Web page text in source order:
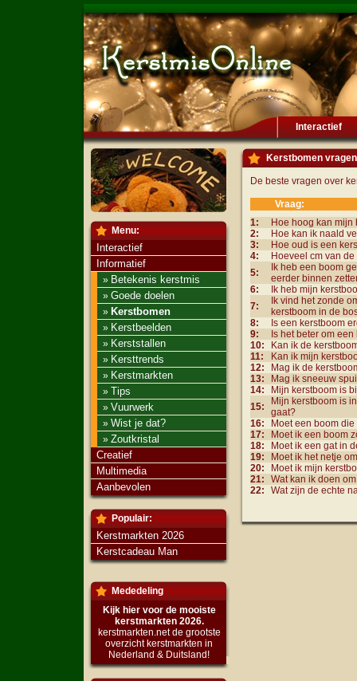
Interactief
Menu:
Interactief
Informatief
» Betekenis kerstmis
» Goede doelen
» Kerstbomen
» Kerstbeelden
» Kerststallen
» Kersttrends
» Kerstmarkten
» Tips
» Vuurwerk
» Wist je dat?
» Zoutkristal
Creatief
Multimedia
Aanbevolen
Populair:
Kerstmarkten 2026
Kerstcadeau Man
Mededeling
Kijk hier voor de mooiste
kerstmarkten 2026.
kerstmarkten.net de grootste
overzicht kerstmarkten in
Nederland & Duitsland!
Kerstbomen vragen
De beste vragen over
Vraag:
1:
Hoe hoog kan
2:
Hoe kan ik naald
3:
Hoe oud is een
4:
Hoeveel cm van
5:
Ik heb een boom
eerder binnen
6:
Ik heb mijn
7:
Ik vind het zonde
kerstboom in de
8:
Is een kerstboom
9:
Is het beter om
10:
Kan ik de
11:
Kan ik mijn
12:
Mag ik de
13:
Mag ik sneeuw
14:
Mijn kerstboom is
15:
Mijn kerstboom is
gaat?
16:
Moet een boom
17:
Moet ik een boom
18:
Moet ik een gat in
19:
Moet ik het netje
20:
Moet ik mijn
21:
Wat kan ik doen
22:
Wat zijn de echte